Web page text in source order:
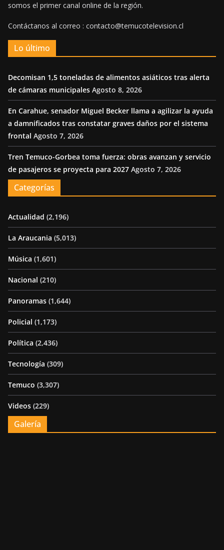
somos el primer canal online de la región.
Contáctanos al correo : contacto@temucotelevision.cl
Lo último
Decomisan 1,5 toneladas de alimentos asiáticos tras alerta
de cámaras municipales Agosto 8, 2026
En Carahue, senador Miguel Becker llama a agilizar la ayuda
a damnificados tras constatar graves daños por el sistema
frontal Agosto 7, 2026
Tren Temuco-Gorbea toma fuerza: obras avanzan y servicio
de pasajeros se proyecta para 2027 Agosto 7, 2026
Categorías
Actualidad (2,196)
La Araucania (5,013)
Música (1,601)
Nacional (210)
Panoramas (1,644)
Policial (1,173)
Política (2,436)
Tecnología (309)
Temuco (3,307)
Videos (229)
Galería